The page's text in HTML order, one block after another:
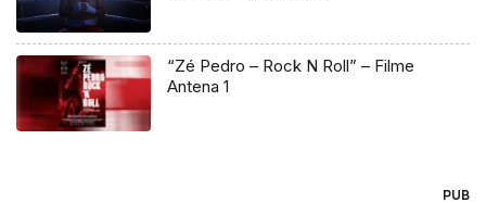
“Zé Pedro – Rock N Roll” – Filme
Antena 1
PUB